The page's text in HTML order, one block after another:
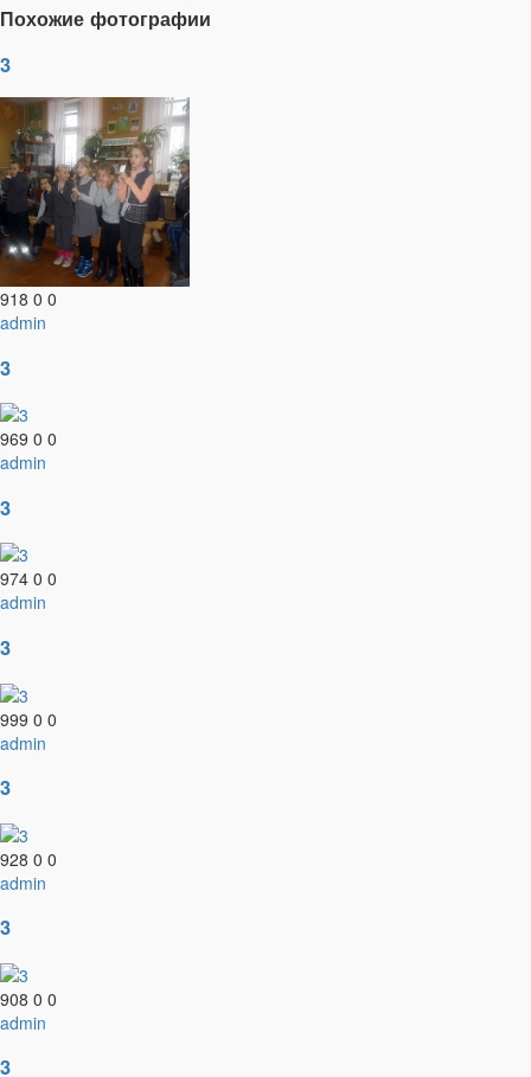
Похожие фотографии
3
918 0 0
admin
3
969 0 0
admin
3
974 0 0
admin
3
999 0 0
admin
3
928 0 0
admin
3
908 0 0
admin
3